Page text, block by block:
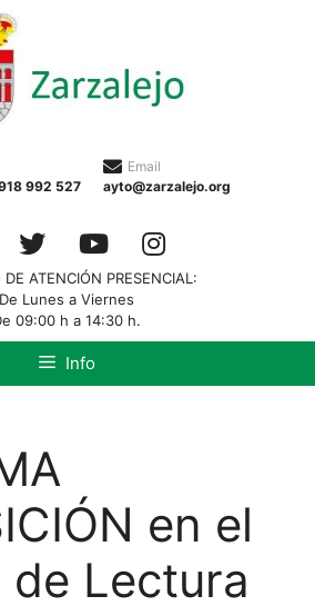
992 527
Email
ayto@zarzalejo.org
DE ATENCIÓN PRESENCIAL:
De Lunes a Viernes
09:00 h a 14:30 h.
Info
en el
de Lectura